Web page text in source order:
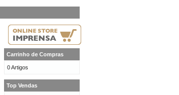
Carrinho de Compras
0 Artigos
Top Vendas